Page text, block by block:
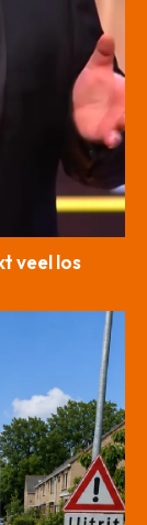
veel los